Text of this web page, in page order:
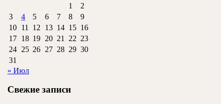
1
2
3
4 5 6 7 8
9
10 11 12 13 14 15 16
17 18 19 20 21 22 23
24 25 26 27 28 29 30
31
« Июл
Свежие записи